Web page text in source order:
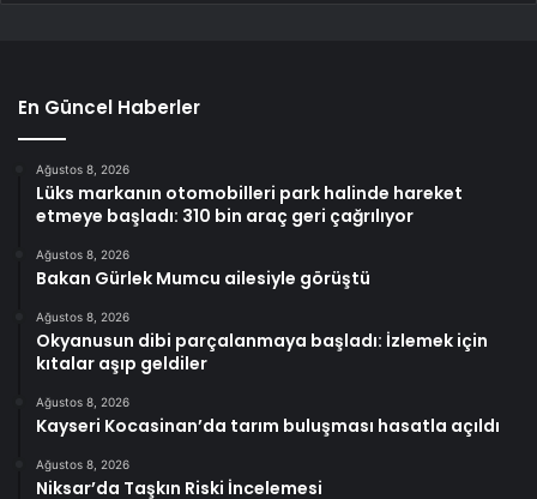
En Güncel Haberler
Ağustos 8, 2026
Lüks markanın otomobilleri park halinde hareket
etmeye başladı: 310 bin araç geri çağrılıyor
Ağustos 8, 2026
Bakan Gürlek Mumcu ailesiyle görüştü
Ağustos 8, 2026
Okyanusun dibi parçalanmaya başladı: İzlemek için
kıtalar aşıp geldiler
Ağustos 8, 2026
Kayseri Kocasinan’da tarım buluşması hasatla açıldı
Ağustos 8, 2026
Niksar’da Taşkın Riski İncelemesi